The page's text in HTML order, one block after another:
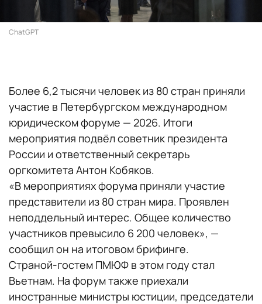
ChatGPT
Более 6,2 тысячи человек из 80 стран приняли
участие в Петербургском международном
юридическом форуме — 2026. Итоги
мероприятия подвёл советник президента
России и ответственный секретарь
оргкомитета Антон Кобяков.
«В мероприятиях форума приняли участие
представители из 80 стран мира. Проявлен
неподдельный интерес. Общее количество
участников превысило 6 200 человек», —
сообщил он на итоговом брифинге.
Страной-гостем ПМЮФ в этом году стал
Вьетнам. На форум также приехали
иностранные министры юстиции, председатели